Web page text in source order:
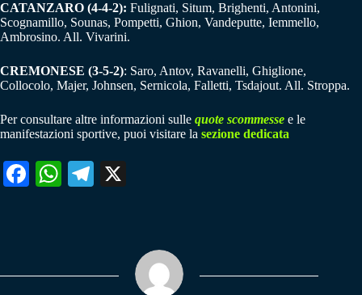
CATANZARO (4-4-2): Fulignati, Situm, Brighenti, Antonini,
Scognamillo, Sounas, Pompetti, Ghion, Vandeputte, Iemmello,
Ambrosino. All. Vivarini.
CREMONESE (3-5-2): Saro, Antov, Ravanelli, Ghiglione,
Collocolo, Majer, Johnsen, Sernicola, Falletti, Tsdajout. All. Stroppa.
Per consultare altre informazioni sulle quote scommesse e le
manifestazioni sportive, puoi visitare la sezione dedicata
Fa W
pp
Te
m